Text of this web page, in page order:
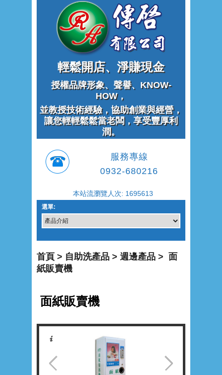
輕鬆開店、淨賺現金
授權品牌形象、聲譽、KNOW-
HOW，
並教授技術經驗，協助創業與經營，
讓您輕輕鬆鬆當老闆，享受豐厚利
潤。
服務專線
0932-680216
本站流瀏覽人次: 1695613
首頁 > 自助洗產品 > 週邊產品 > 面
紙販賣機
面紙販賣機